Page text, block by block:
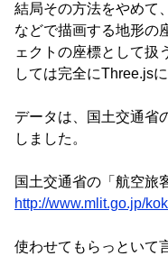
結局その方法をやめて
などで描画する地形の
ェクトの座標として扱
しては完全にThree.js
データは、国土交通省
しました。
国土交通省の「航空旅
http://www.mlit.go.jp/
使わせてもらっといて